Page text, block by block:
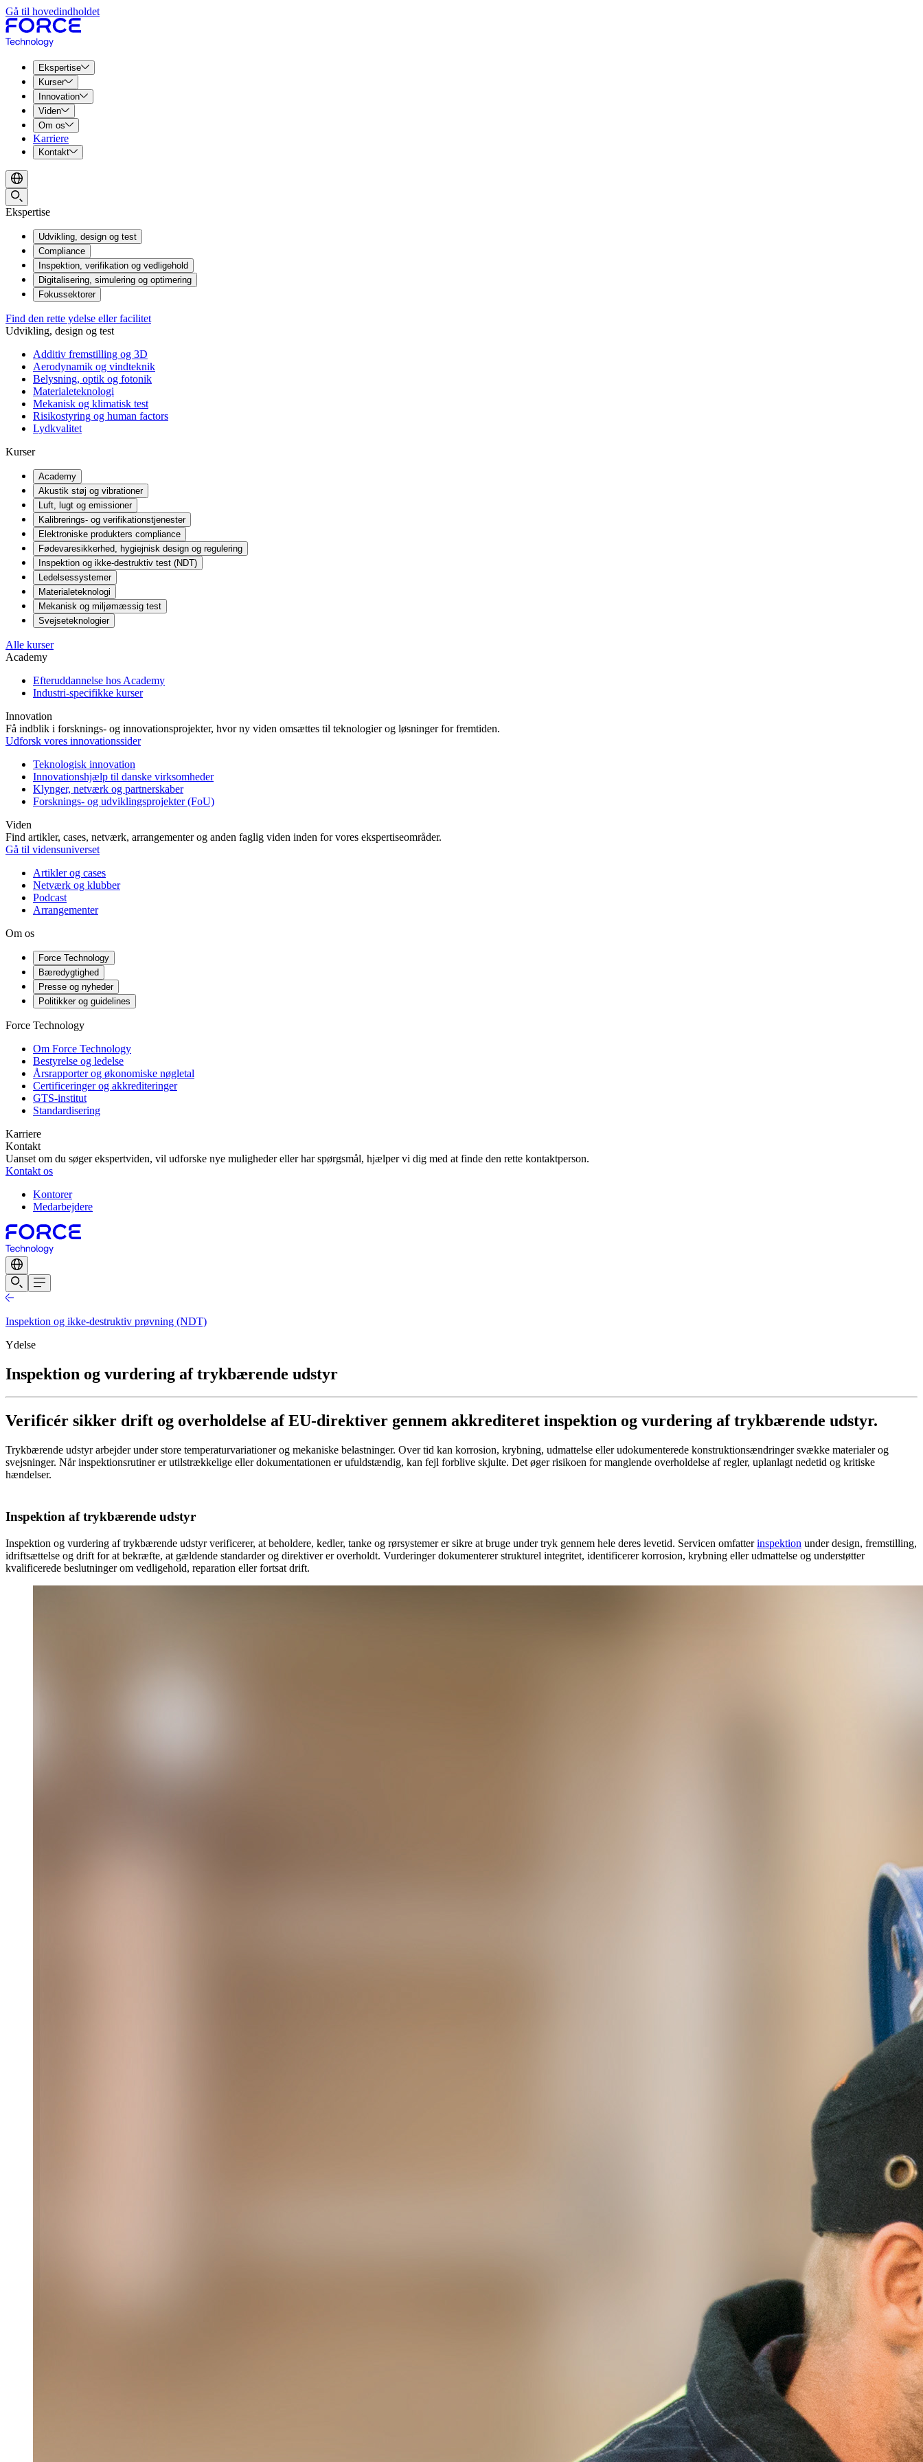
Gå til hovedindholdet
Ekspertise
Kurser
Innovation
Viden
Om os
Karriere
Kontakt
Ekspertise
Udvikling, design og test
Compliance
Inspektion, verifikation og vedligehold
Digitalisering, simulering og optimering
Fokussektorer
Find den rette ydelse eller facilitet
Udvikling, design og test
Additiv fremstilling og 3D
Aerodynamik og vindteknik
Belysning, optik og fotonik
Materialeteknologi
Mekanisk og klimatisk test
Risikostyring og human factors
Lydkvalitet
Kurser
Academy
Akustik støj og vibrationer
Luft, lugt og emissioner
Kalibrerings- og verifikationstjenester
Elektroniske produkters compliance
Fødevaresikkerhed, hygiejnisk design og regulering
Inspektion og ikke-destruktiv test (NDT)
Ledelsessystemer
Materialeteknologi
Mekanisk og miljømæssig test
Svejseteknologier
Alle kurser
Academy
Efteruddannelse hos Academy
Industri-specifikke kurser
Innovation
Få indblik i forsknings- og innovationsprojekter, hvor ny viden omsættes til teknologier og løsninger for fremtiden.
Udforsk vores innovationssider
Teknologisk innovation
Innovationshjælp til danske virksomheder
Klynger, netværk og partnerskaber
Forsknings- og udviklingsprojekter (FoU)
Viden
Find artikler, cases, netværk, arrangementer og anden faglig viden inden for vores ekspertiseområder.
Gå til vidensuniverset
Artikler og cases
Netværk og klubber
Podcast
Arrangementer
Om os
Force Technology
Bæredygtighed
Presse og nyheder
Politikker og guidelines
Force Technology
Om Force Technology
Bestyrelse og ledelse
Årsrapporter og økonomiske nøgletal
Certificeringer og akkrediteringer
GTS-institut
Standardisering
Karriere
Kontakt
Uanset om du søger ekspertviden, vil udforske nye muligheder eller har spørgsmål, hjælper vi dig med at finde den rette kontaktperson.
Kontakt os
Kontorer
Medarbejdere
Inspektion og ikke-destruktiv prøvning (NDT)
Ydelse
Inspektion og vurdering af trykbærende udstyr
Verificér sikker drift og overholdelse af EU-direktiver gennem akkrediteret inspektion og vurdering af trykbærende udstyr.
Trykbærende udstyr arbejder under store temperaturvariationer og mekaniske belastninger. Over tid kan korrosion, krybning, udmattelse eller udokumenterede konstruktionsændringer svække materialer og
svejsninger. Når inspektionsrutiner er utilstrækkelige eller dokumentationen er ufuldstændig, kan fejl forblive skjulte. Det øger risikoen for manglende overholdelse af regler, uplanlagt nedetid og kritiske
hændelser.
Inspektion af trykbærende udstyr
Inspektion og vurdering af trykbærende udstyr verificerer, at beholdere, kedler, tanke og rørsystemer er sikre at bruge under tryk gennem hele deres levetid. Servicen omfatterinspektion under design, fremstilling,
idriftsættelse og drift for at bekræfte, at gældende standarder og direktiver er overholdt. Vurderinger dokumenterer strukturel integritet, identificerer korrosion, krybning eller udmattelse og understøtter
kvalificerede beslutninger om vedligehold, reparation eller fortsat drift.